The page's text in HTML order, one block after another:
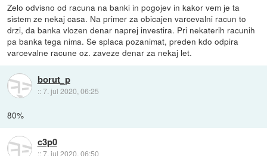
Zelo odvisno od racuna na banki in pogojev in kakor vem je ta
sistem ze nekaj casa. Na primer za obicajen varcevalni racun to
drzi, da banka vlozen denar naprej investira. Pri nekaterih racunih
pa banka tega nima. Se splaca pozanimat, preden kdo odpira
varcevalne racune oz. zaveze denar za nekaj let.
borut_p
::7. jul 2020, 06:25
80%
c3p0
::7. jul 2020, 06:50